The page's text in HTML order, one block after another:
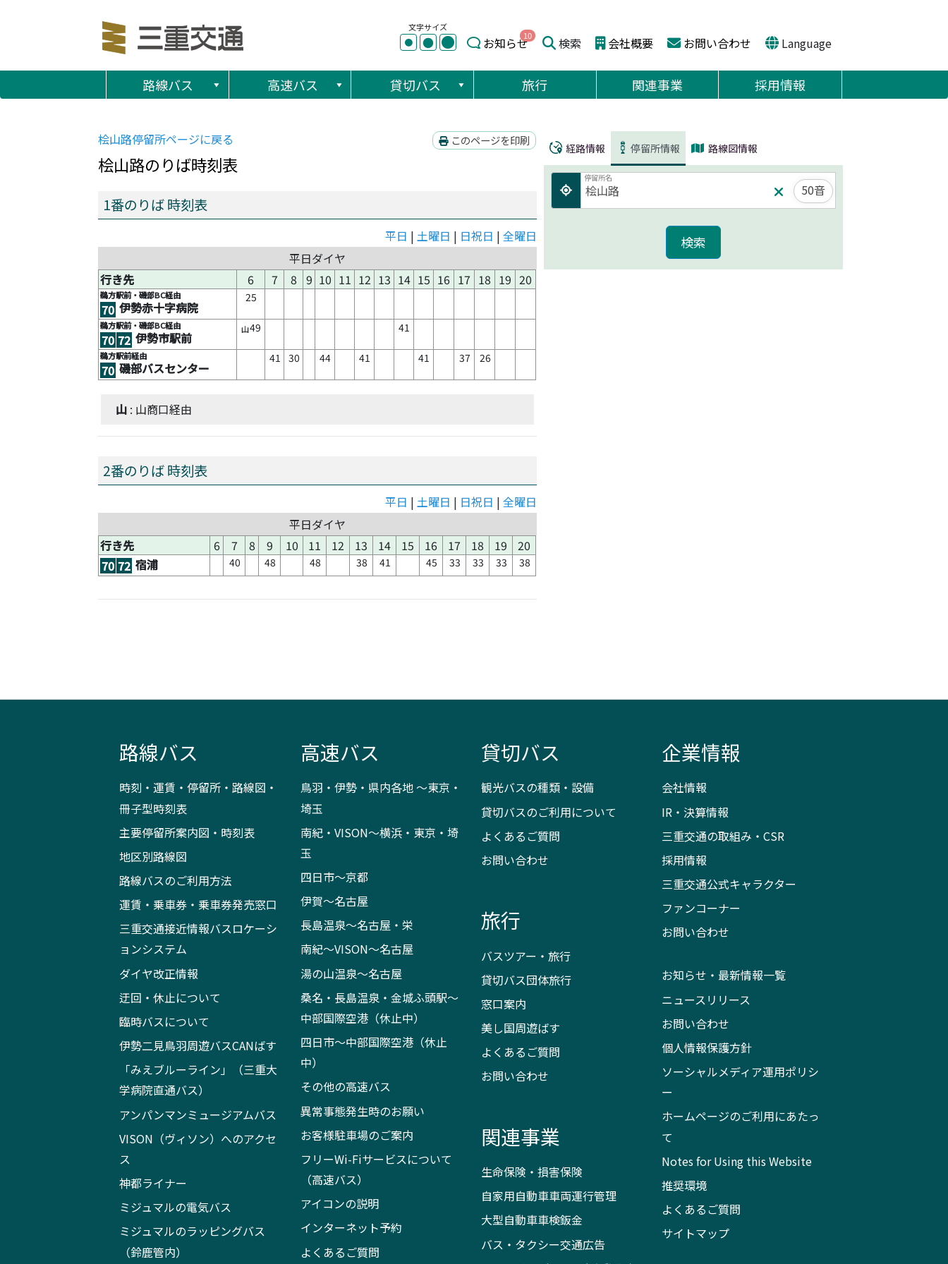
文字サイズ
● ● ● お知らせ10 検索 会社概要 お問い合わせ Language
路線バス 高速バス 貸切バス 旅行 関連事業 採用情報
このページを印刷
桧山路停留所ページに戻る
桧山路のりば時刻表
1番のりば 時刻表
平日 | 土曜日 | 日祝日 | 全曜日
平日ダイヤ
行き先
6 7 8 9 10 11 12 13 14 15 16 17 18 19 20
鵜方駅前・磯部BC経由
70 伊勢赤十字病院
25
鵜方駅前・磯部BC経由
70 72 伊勢市駅前
山49 41
鵜方駅前経由
70 磯部バスセンター
41 30 44 41 41 37 26
山 : 山商口経由
2番のりば 時刻表
平日 | 土曜日 | 日祝日 | 全曜日
平日ダイヤ
行き先
6 7 8 9 10 11 12 13 14 15 16 17 18 19
20
70 72 宿浦 40 48 48 38 41 45 33 33 33 38
経路情報 停留所情報 路線図情報
停留所名
50音
路線バス
時刻・運賃・停留所・路線図・
冊子型時刻表
主要停留所案内図・時刻表
地区別路線図
路線バスのご利用方法
運賃・乗車券・乗車券発売窓口
三重交通接近情報バスロケーシ
ョンシステム
ダイヤ改正情報
迂回・休止について
臨時バスについて
伊勢二見鳥羽周遊バスCANばす
「みえブルーライン」（三重大
学病院直通バス）
アンパンマンミュージアムバス
VISON（ヴィソン）へのアクセ
ス
神都ライナー
ミジュマルの電気バス
ミジュマルのラッピングバス
（鈴鹿管内）
高速バス
鳥羽・伊勢・県内各地 ～東京・
埼玉
南紀・VISON～横浜・東京・埼
玉
四日市～京都
伊賀～名古屋
長島温泉～名古屋・栄
南紀～VISON～名古屋
湯の山温泉～名古屋
桑名・長島温泉・金城ふ頭駅～
中部国際空港（休止中）
四日市～中部国際空港（休止
中）
その他の高速バス
異常事態発生時のお願い
お客様駐車場のご案内
フリーWi-Fiサービスについて
（高速バス）
アイコンの説明
インターネット予約
よくあるご質問
貸切バス
観光バスの種類・設備
貸切バスのご利用について
よくあるご質問
お問い合わせ
旅行
バスツアー・旅行
貸切バス団体旅行
窓口案内
美し国周遊ばす
よくあるご質問
お問い合わせ
関連事業
生命保険・損害保険
自家用自動車車両運行管理
大型自動車車検鈑金
バス・タクシー交通広告
企業情報
会社情報
IR・決算情報
三重交通の取組み・CSR
採用情報
三重交通公式キャラクター
ファンコーナー
お問い合わせ
お知らせ・最新情報一覧
ニュースリリース
お問い合わせ
個人情報保護方針
ソーシャルメディア運用ポリシ
ー
ホームページのご利用にあたっ
て
Notes for Using this Website
推奨環境
よくあるご質問
サイトマップ